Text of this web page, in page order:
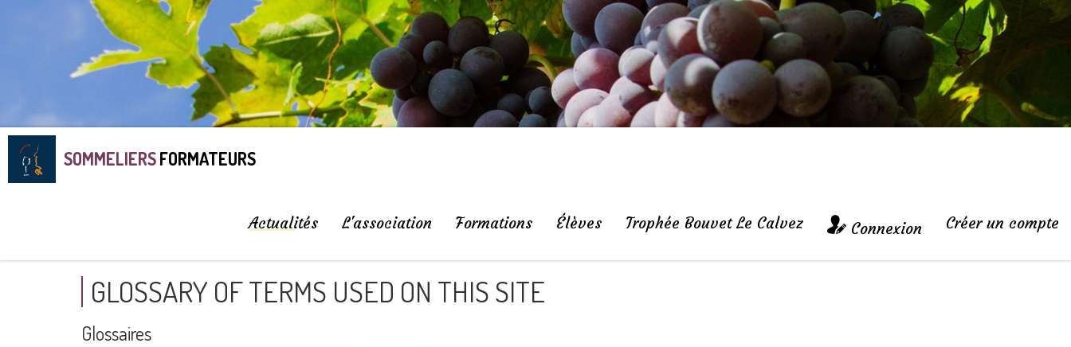
SOMMELIERSFORMATEURS
Actualités L'association Formations Élèves Trophée Bouvet Le Calvez Connexion Créer un compte
GLOSSARY OF TERMS USED ON THIS SITE
Glossaires